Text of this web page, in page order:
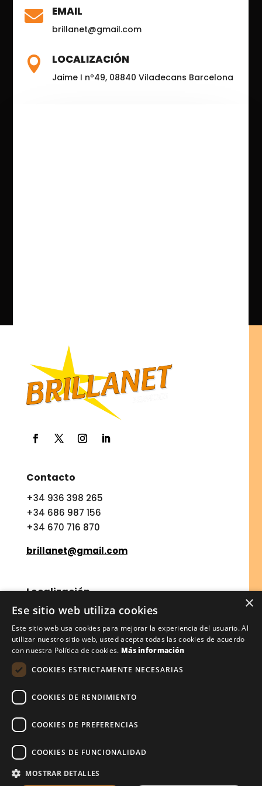
 EMAIL
brillanet@gmail.com
 LOCALIZACIÓN
Jaime I nº49, 08840 Viladecans Barcelona
Contacto
+34 936 398 265
+34 686 987 156
+34 670 716 870
brillanet@gmail.com
Localización
BRILLANET SERVICIOS
Jaime I nº49,08840 Viladecans Barcelona
Financiado por la Unión Europea – NextGenerationEU
×
Ese sitio web utiliza cookies
Este sitio web usa cookies para mejorar la experiencia del usuario. Al
utilizar nuestro sitio web, usted acepta todas las cookies de acuerdo
con nuestra Política de cookies. Más información
COOKIES ESTRICTAMENTE NECESARIAS
COOKIES DE RENDIMIENTO
COOKIES DE PREFERENCIAS
COOKIES DE FUNCIONALIDAD
MOSTRAR DETALLES